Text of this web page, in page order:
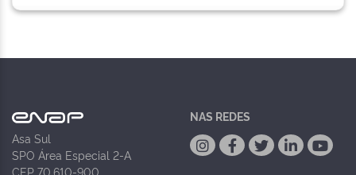
Asa Sul
SPO Área Especial 2-A
CEP 70.610-900
NAS REDES